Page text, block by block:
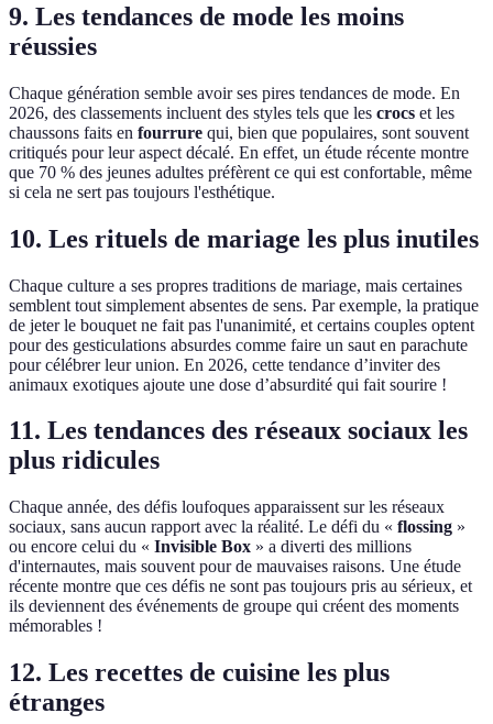
9. Les tendances de mode les moins
réussies
Chaque génération semble avoir ses pires tendances de mode. En
2026, des classements incluent des styles tels que les crocs et les
chaussons faits en fourrure qui, bien que populaires, sont souvent
critiqués pour leur aspect décalé. En effet, un étude récente montre
que 70 % des jeunes adultes préfèrent ce qui est confortable, même
si cela ne sert pas toujours l'esthétique.
10. Les rituels de mariage les plus inutiles
Chaque culture a ses propres traditions de mariage, mais certaines
semblent tout simplement absentes de sens. Par exemple, la pratique
de jeter le bouquet ne fait pas l'unanimité, et certains couples optent
pour des gesticulations absurdes comme faire un saut en parachute
pour célébrer leur union. En 2026, cette tendance d’inviter des
animaux exotiques ajoute une dose d’absurdité qui fait sourire !
11. Les tendances des réseaux sociaux les
plus ridicules
Chaque année, des défis loufoques apparaissent sur les réseaux
sociaux, sans aucun rapport avec la réalité. Le défi du « flossing »
ou encore celui du « Invisible Box » a diverti des millions
d'internautes, mais souvent pour de mauvaises raisons. Une étude
récente montre que ces défis ne sont pas toujours pris au sérieux, et
ils deviennent des événements de groupe qui créent des moments
mémorables !
12. Les recettes de cuisine les plus
étranges